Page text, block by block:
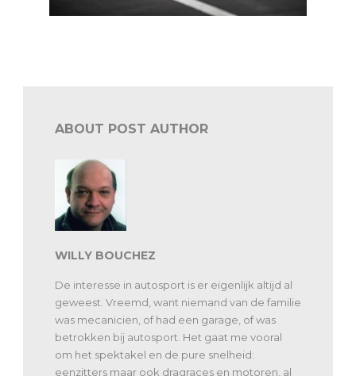
ABOUT POST AUTHOR
WILLY BOUCHEZ
De interesse in autosport is er eigenlijk altijd al
geweest. Vreemd, want niemand van de familie
was mecanicien, of had een garage, of was
betrokken bij autosport. Het gaat me vooral
om het spektakel en de pure snelheid:
eenzitters maar ook dragraces en motoren, al